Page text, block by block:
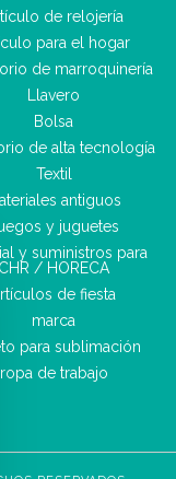
de relojería
para el hogar
de marroquinería
Llavero
Bolsa
de alta tecnología
Textil
antiguos
y juguetes
y suministros para
CHR / HORECA
de fiesta
marca
para sublimación
ropa de trabajo